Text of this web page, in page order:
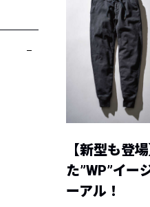
【新型も登
た”WP”イー
ーアル！